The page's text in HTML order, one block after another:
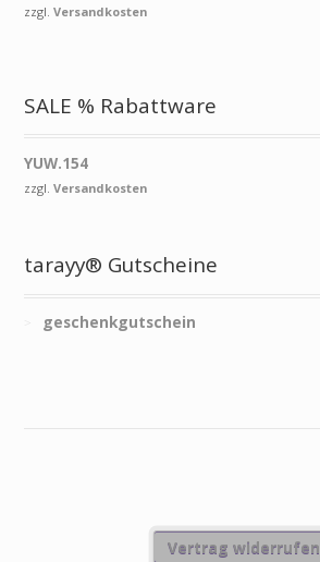
zzgl.Versandkosten
SALE % Rabattware
YUW.154
zzgl.Versandkosten
tarayy® Gutscheine
geschenkgutschein
Vertrag widerrufen